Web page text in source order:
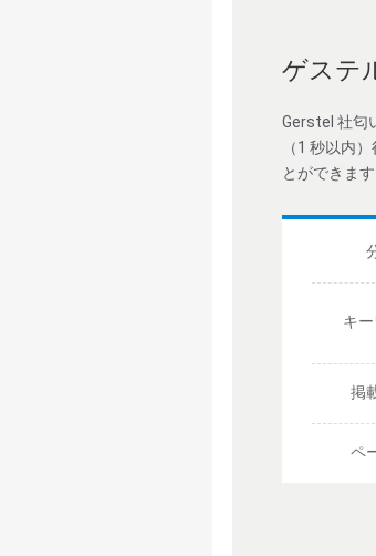
ゲステ
Gerstel 社匂
（1 秒以内
とができま
キ
掲
ペ